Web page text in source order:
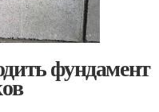
фундамент